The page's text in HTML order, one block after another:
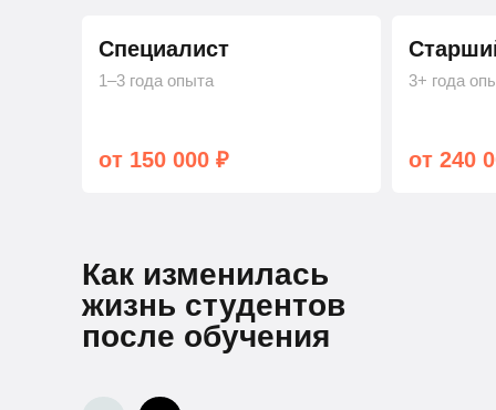
Специалист
1–3 года опыта
от 150 000 ₽
3+ года
от 240
Как изменилась
жизнь студентов
после обучения